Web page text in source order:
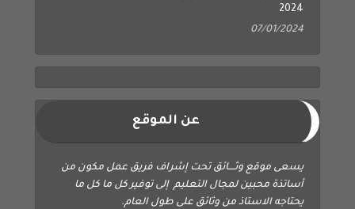
2024
07/01/2024
عن الموقع
يسعى موقع وثــــائق تحت إشراف فريق عمل مكون من
أساتذة محبين لمجال التعليم إلى توفير كل ما كل ما
يحتاجه الاستاذ من وثائق على طول العام.